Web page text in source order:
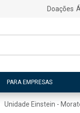
Doações
PARA EMPRESAS
Unidade Einstein -